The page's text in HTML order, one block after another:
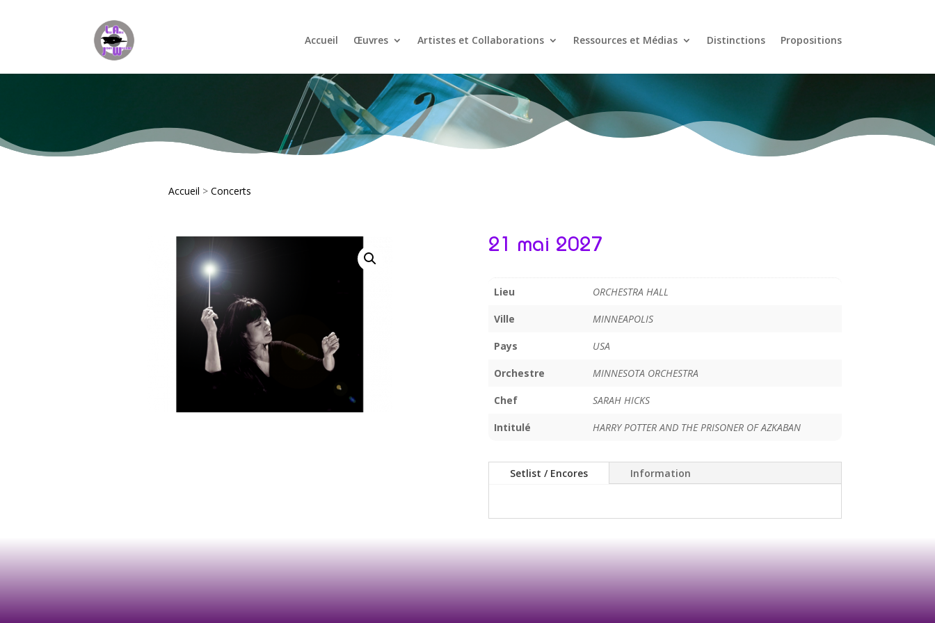
Accueil Œuvres Artistes et Collaborations Ressources et Médias Distinctions Propositions
Accueil > Concerts
21 mai 2027
Lieu ORCHESTRA HALL
Ville MINNEAPOLIS
Pays USA
Orchestre MINNESOTA ORCHESTRA
Chef SARAH HICKS
Intitulé HARRY POTTER AND THE PRISONER OF AZKABAN
Setlist / Encores Information